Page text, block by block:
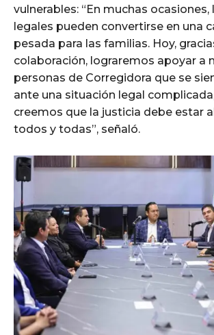
vulnerables: “En muchas
legales pueden convertirse en una
pesada para las familias. Hoy,
colaboración, lograremos apoyar a
personas de Corregidora que se
ante una situación legal
creemos que la justicia debe estar
todos y todas”, señaló.